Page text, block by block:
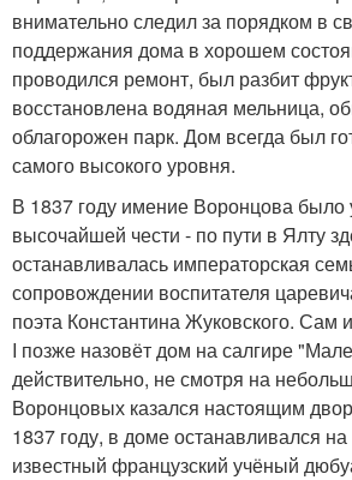
внимательно следил за порядком в
поддержания дома в хорошем
проводился ремонт, был разбит
восстановлена водяная мельница,
облагорожен парк. Дом всегда был
самого высокого уровня.
В 1837 году имение Воронцова было
высочайшей чести - по пути в Ялту
останавливалась императорская
сопровождении воспитателя
поэта Константина Жуковского. Сам
I позже назовёт дом на салгире
действительно, не смотря на
Воронцовых казался настоящим
1837 году, в доме останавливался
известный французский учёный